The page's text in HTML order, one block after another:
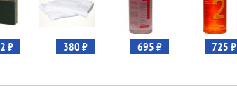
₽ 380 ₽ 695 ₽ 725 ₽